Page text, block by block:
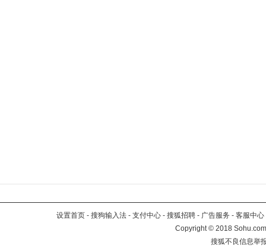
设置首页 - 搜狗输入法 - 支付中心 - 搜狐招聘 - 广告服务 - 客服中心
Copyright©2018
搜狐不良信息举